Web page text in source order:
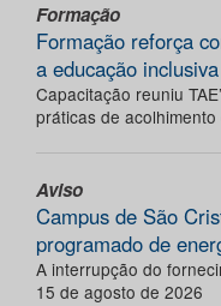
Formação
Formação reforça
a educação inclusiva
Capacitação reuniu
práticas de
Aviso
Campus de São
programado de
A interrupção do
15 de agosto de 2026